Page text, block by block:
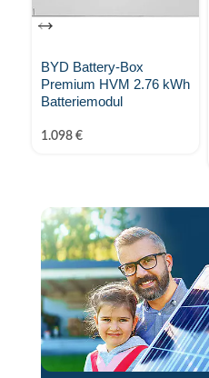
BYD Battery-Box
Premium HVM 2.76 kWh
Batteriemodul
1.098 €